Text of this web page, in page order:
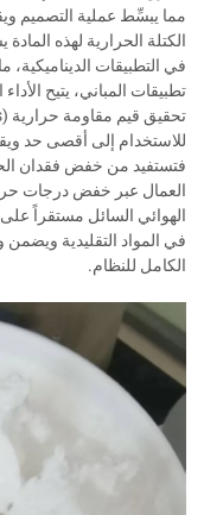
مما يبسِّط عملية التصميم
الكتلة الحرارية لهذه
في التطبيقات
تطبيقات المباني، يتيح
للاستخدام إلى أقصى حد
فتستفيد من خفض فقدان
العمال عبر خفض درجات
الهوائي السائل مستقراً
في المواد التقليدية
الكامل للنظام.